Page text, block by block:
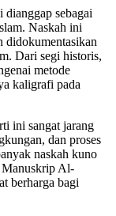
sebagai
Naskah ini
didokumentasikan
Dari segi historis,
metode
kaligrafi pada
ini sangat jarang
dan proses
naskah kuno
Manuskrip Al-
berharga bagi